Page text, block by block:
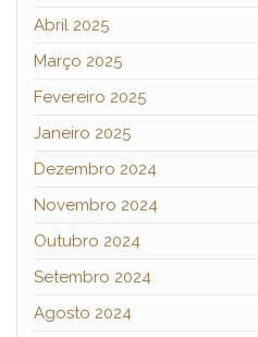
Abril 2025
Março 2025
Fevereiro 2025
Janeiro 2025
Dezembro 2024
Novembro 2024
Outubro 2024
Setembro 2024
Agosto 2024